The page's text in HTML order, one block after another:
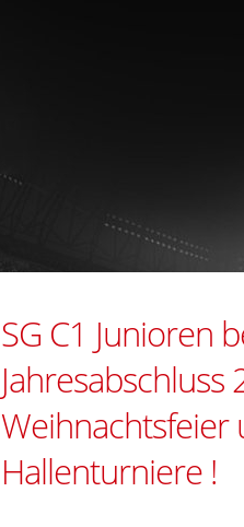
SG C1 Junioren
Jahresabschluss
Weihnachtsfeier
Hallenturniere !